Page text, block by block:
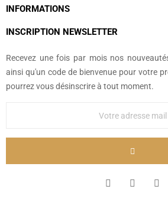
INFORMATIONS
INSCRIPTION NEWSLETTER
Recevez une fois par mois nos
ainsi qu'un code de bienvenue pour votre
pourrez vous désinscrire à tout moment.